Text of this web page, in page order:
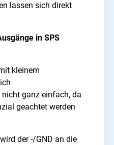
lassen sich direkt
in SPS
kleinem
ganz einfach, da
geachtet werden
der -/GND an die